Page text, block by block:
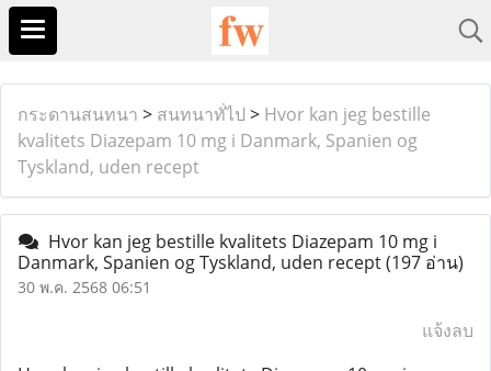
กระดานสนทนา > สนทนาทั่ไป > Hvor kan jeg bestille
kvalitets Diazepam 10 mg i Danmark, Spanien og
Tyskland, uden recept
Hvor kan jeg bestille kvalitets Diazepam 10 mg i
Danmark, Spanien og Tyskland, uden recept(197 อ่าน)
30 พ.ค. 2568 06:51
แจ้งลบ